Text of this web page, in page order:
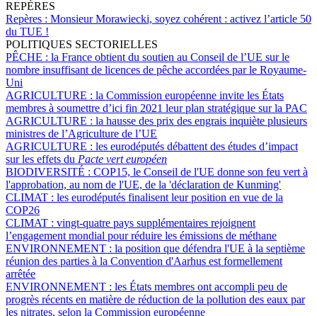
REPÈRES
Repères : Monsieur Morawiecki, soyez cohérent : activez l’article 50
du TUE !
POLITIQUES SECTORIELLES
PÊCHE : la France obtient du soutien au Conseil de l’UE sur le
nombre insuffisant de licences de pêche accordées par le Royaume-
Uni
AGRICULTURE : la Commission européenne invite les États
membres à soumettre d’ici fin 2021 leur plan stratégique sur la PAC
AGRICULTURE : la hausse des prix des engrais inquiète plusieurs
ministres de l’Agriculture de l’UE
AGRICULTURE : les eurodéputés débattent des études d’impact
sur les effets du Pacte vert européen
BIODIVERSITÉ : COP15, le Conseil de l'UE donne son feu vert à
l'approbation, au nom de l'UE, de la 'déclaration de Kunming'
CLIMAT : les eurodéputés finalisent leur position en vue de la
COP26
CLIMAT : vingt-quatre pays supplémentaires rejoignent
l’engagement mondial pour réduire les émissions de méthane
ENVIRONNEMENT : la position que défendra l'UE à la septième
réunion des parties à la Convention d'Aarhus est formellement
arrêtée
ENVIRONNEMENT : les États membres ont accompli peu de
progrès récents en matière de réduction de la pollution des eaux par
les nitrates, selon la Commission européenne